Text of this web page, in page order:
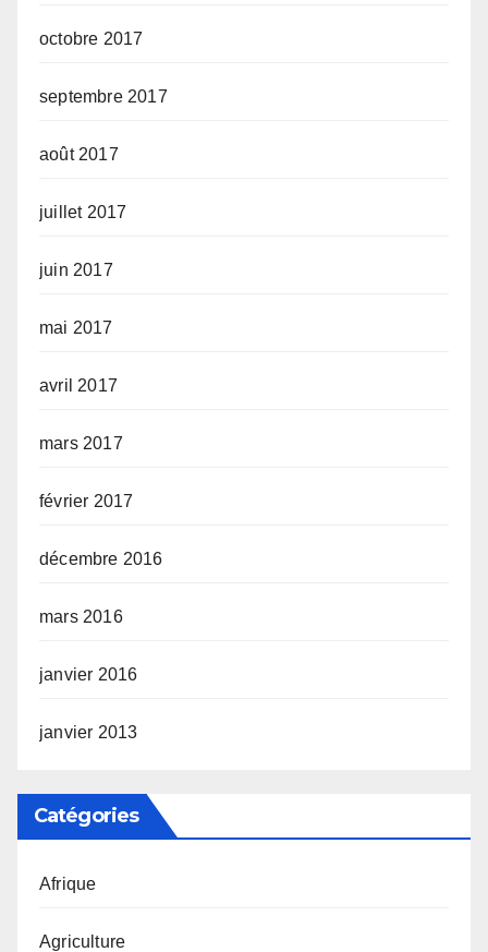
octobre 2017
septembre 2017
août 2017
juillet 2017
juin 2017
mai 2017
avril 2017
mars 2017
février 2017
décembre 2016
mars 2016
janvier 2016
janvier 2013
Catégories
Afrique
Agriculture